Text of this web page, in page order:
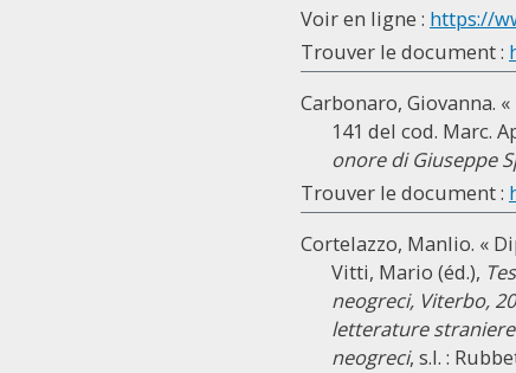
Voir en ligne : https://
Trouver le document :
Carbonaro, Giovanna.
141 del cod. Marc.
onore di Giuseppe
Trouver le document :
Cortelazzo, Manlio. «
Vitti, Mario (éd.),
neogreci, Viterbo,
letterature
neogreci, s.l. :